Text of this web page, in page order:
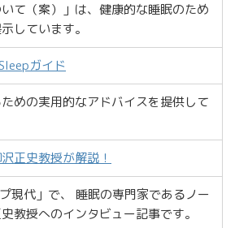
て（案）」は、健康的な睡眠のため
しています。
ガイド
めの実用的なアドバイスを提供して
正史教授が解説！
現代」で、 睡眠の専門家であるノー
教授へのインタビュー記事です。